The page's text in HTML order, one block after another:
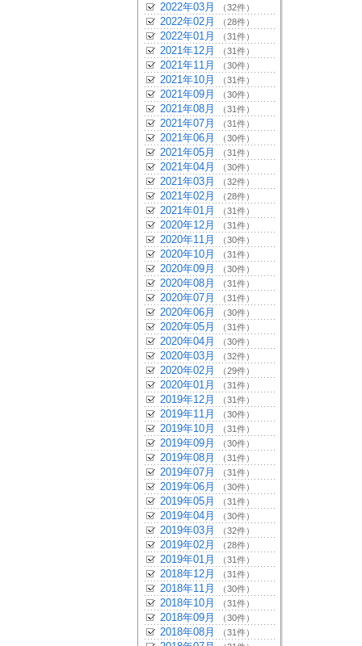
2022年03月 （32件）
2022年02月 （28件）
2022年01月 （31件）
2021年12月 （31件）
2021年11月 （30件）
2021年10月 （31件）
2021年09月 （30件）
2021年08月 （31件）
2021年07月 （31件）
2021年06月 （30件）
2021年05月 （31件）
2021年04月 （30件）
2021年03月 （32件）
2021年02月 （28件）
2021年01月 （31件）
2020年12月 （31件）
2020年11月 （30件）
2020年10月 （31件）
2020年09月 （30件）
2020年08月 （31件）
2020年07月 （31件）
2020年06月 （30件）
2020年05月 （31件）
2020年04月 （30件）
2020年03月 （32件）
2020年02月 （29件）
2020年01月 （31件）
2019年12月 （31件）
2019年11月 （30件）
2019年10月 （31件）
2019年09月 （30件）
2019年08月 （31件）
2019年07月 （31件）
2019年06月 （30件）
2019年05月 （31件）
2019年04月 （30件）
2019年03月 （32件）
2019年02月 （28件）
2019年01月 （31件）
2018年12月 （31件）
2018年11月 （30件）
2018年10月 （31件）
2018年09月 （30件）
2018年08月 （31件）